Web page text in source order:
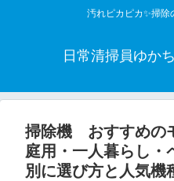
汚れピカピカ✨掃除
日常清掃員ゆか
掃除機 おすすめの
庭用・一人暮らし・
別に選び方と人気機